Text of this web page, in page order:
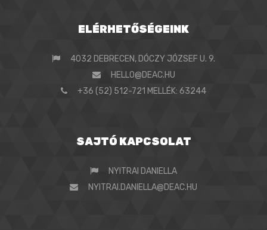
ELÉRHETŐSÉGEINK
4032 DEBRECEN, DÓCZY JÓZSEF U. 9.
HELLO@DEAC.HU
+36 (52) 512-721 MELLÉK: 63244
SAJTÓ KAPCSOLAT
NYITRAI DANIELLA
NYITRAI.DANIELLA@DEAC.HU